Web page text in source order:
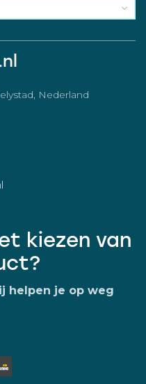
Nederland
kiezen van
helpen je op weg